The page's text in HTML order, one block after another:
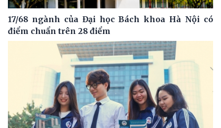
17/68 ngành của Đại học Bách khoa Hà Nội có
điểm chuẩn trên 28 điểm